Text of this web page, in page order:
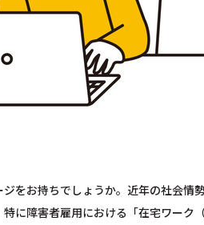
をお持ちでしょうか。近年の社会情
に障害者雇用における「在宅ワーク